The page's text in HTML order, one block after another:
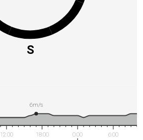
S
12:00
18:00 0:00 6:00
6m/s